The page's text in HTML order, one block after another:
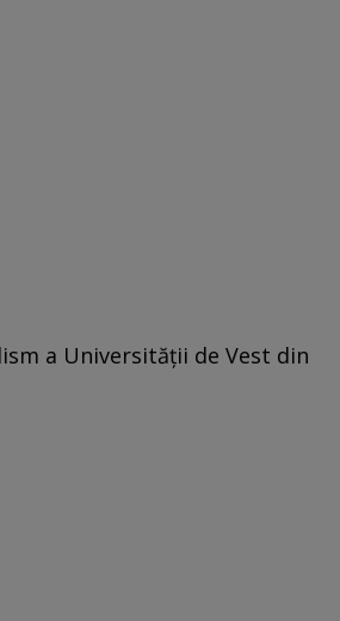
a Universităţii de Vest din